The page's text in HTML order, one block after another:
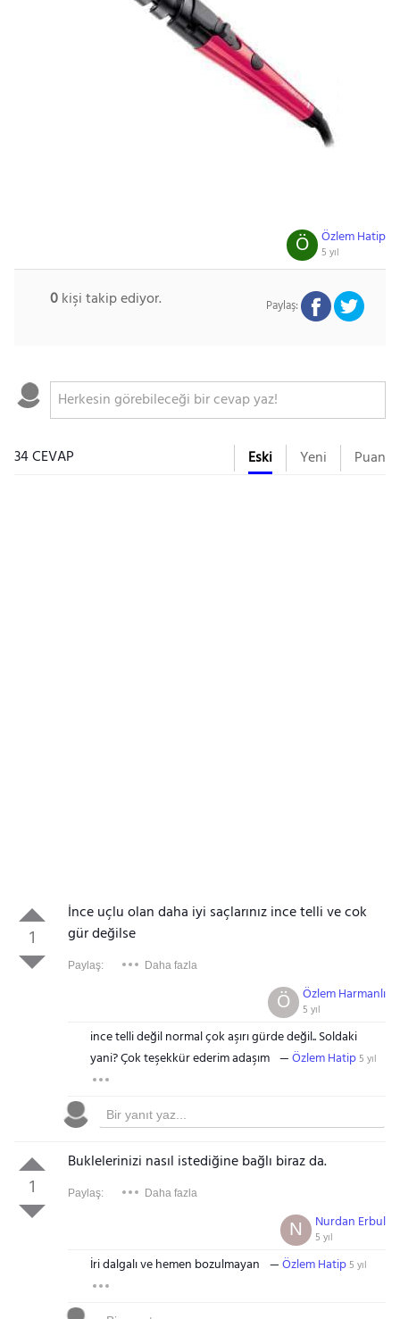
Özlem Hatip
5 yıl
Ö
0kişi takip ediyor. Paylaş:
34 CEVAP Eski Yeni Puan
1
İnce uçlu olan daha iyi saçlarınız ince telli ve cok
gür değilse
Paylaş: Daha fazla
Özlem Harmanlı
5 yıl
Ö
ince telli değil normal çok aşırı gürde değil.. Soldaki
yani? Çok teşekkür ederim adaşım
Özlem Hatip5 yıl
1
Buklelerinizi nasıl istediğine bağlı biraz da.
Paylaş: Daha fazla
Nurdan Erbul
5 yıl
N
İri dalgalı ve hemen bozulmayan Özlem Hatip5 yıl